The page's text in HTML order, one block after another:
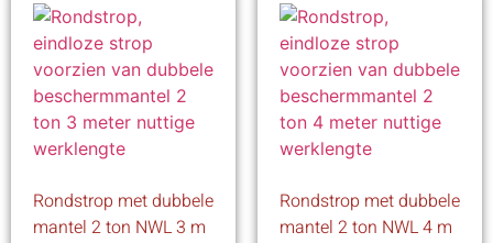
Rondstrop met dubbele
mantel 2 ton NWL 3 m
Rondstrop met dubbele
mantel 2 ton NWL 4 m